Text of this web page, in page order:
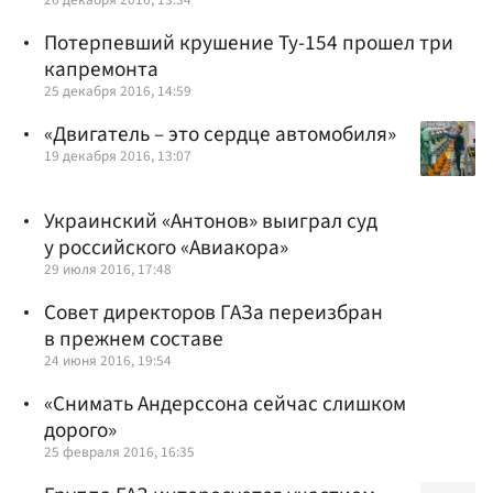
Потерпевший крушение Ту-154 прошел три
капремонта
25 декабря 2016, 14:59
«Двигатель – это сердце автомобиля»
19 декабря 2016, 13:07
Украинский «Антонов» выиграл суд
у российского «Авиакора»
29 июля 2016, 17:48
Совет директоров ГАЗа переизбран
в прежнем составе
24 июня 2016, 19:54
«Снимать Андерссона сейчас слишком
дорого»
25 февраля 2016, 16:35